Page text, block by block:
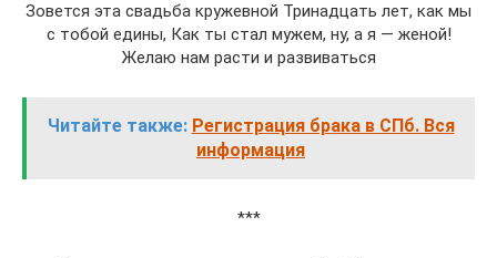
Зовется эта свадьба кружевной Тринадцать лет, как мы
с тобой едины, Как ты стал мужем, ну, а я — женой!
Желаю нам расти и развиваться
Читайте также: Регистрация брака в СПб. Вся
информация
***